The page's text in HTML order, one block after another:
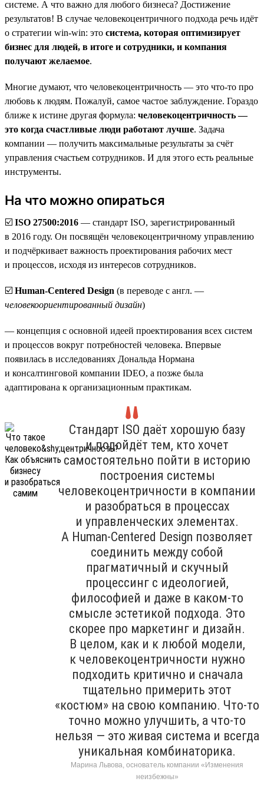
системе. А что важно для любого бизнеса? Достижение
результатов! В случае человекоцентричного подхода речь идёт
о стратегии win-win: это система, которая оптимизирует
бизнес для людей, в итоге и сотрудники, и компания
получают желаемое.
Многие думают, что человекоцентричность — это что-то про
любовь к людям. Пожалуй, самое частое заблуждение. Гораздо
ближе к истине другая формула: человекоцентричность —
это когда счастливые люди работают лучше. Задача
компании — получить максимальные результаты за счёт
управления счастьем сотрудников. И для этого есть реальные
инструменты.
На что можно опираться
☑️ ISO 27500:2016 — стандарт ISO, зарегистрированный
в 2016 году. Он посвящён человекоцентричному управлению
и подчёркивает важность проектирования рабочих мест
и процессов, исходя из интересов сотрудников.
☑️ Human-Centered Design (в переводе с англ. —
человекоориентированный дизайн)
— концепция с основной идеей проектирования всех систем
и процессов вокруг потребностей человека. Впервые
появилась в исследованиях Дональда Нормана
и консалтинговой компании IDEO, а позже была
адаптирована к организационным практикам.
Стандарт ISO даёт хорошую базу
и подойдёт тем, кто хочет
самостоятельно пойти в историю
построения системы
человекоцентричности в компании
и разобраться в процессах
и управленческих элементах.
А Human-Centered Design позволяет
соединить между собой
прагматичный и скучный
процессинг с идеологией,
философией и даже в каком-то
смысле эстетикой подхода. Это
скорее про маркетинг и дизайн.
В целом, как и к любой модели,
к человекоцентричности нужно
подходить критично и сначала
тщательно примерить этот
«костюм» на свою компанию. Что-то
точно можно улучшить, а что-то
нельзя — это живая система и всегда
уникальная комбинаторика.
Марина Львова, основатель компании «Изменения
неизбежны»